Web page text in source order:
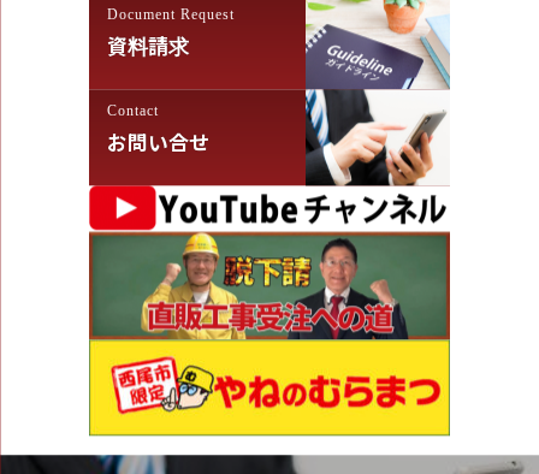
Document Request
資料請求
Contact
お問い合せ